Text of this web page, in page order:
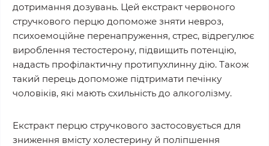
дотримання дозувань. Цей екстракт червоного
стручкового перцю допоможе зняти невроз,
психоемоційне перенапруження, стрес, відрегулює
вироблення тестостерону, підвищить потенцію,
надасть профілактичну протипухлинну дію. Також
такий перець допоможе підтримати печінку
чоловіків, які мають схильність до алкоголізму.
Екстракт перцю стручкового застосовується для
зниження вмісту холестерину й поліпшення